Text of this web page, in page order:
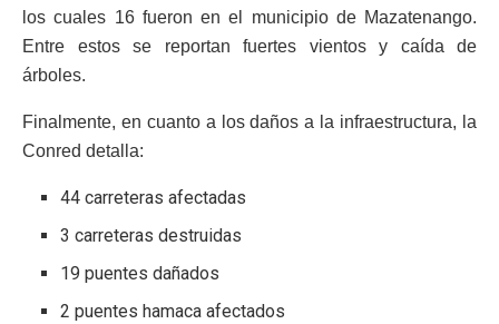
los cuales 16 fueron en el municipio de Mazatenango.
Entre estos se reportan fuertes vientos y caída de
árboles.
Finalmente, en cuanto a los daños a la infraestructura, la
Conred detalla:
44 carreteras afectadas
3 carreteras destruidas
19 puentes dañados
2 puentes hamaca afectados